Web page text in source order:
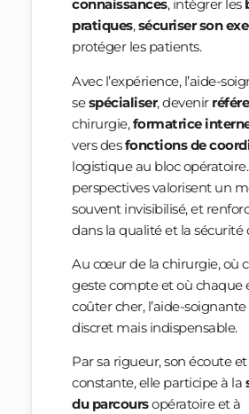
connaissances, intégrer les
pratiques,sécuriser son
protéger les patients.
Avec l’expérience, l’aide-
sespécialiser, devenir
chirurgie, formatrice
vers desfonctions de
logistique au bloc
perspectives valorisent un
souvent invisibilisé, et
dans la qualité et la sécurité
Au cœur de la chirurgie, où
geste compte et où chaque
coûter cher, l’aide-
discret mais indispensable.
Par sa rigueur, son écoute
constante, elle participe à la
du parcoursopératoire et à